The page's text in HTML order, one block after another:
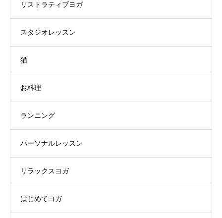
リストラティブヨガ
スタジオレッスン
猫
お料理
ランニング
パーソナルレッスン
リラックスヨガ
はじめてヨガ